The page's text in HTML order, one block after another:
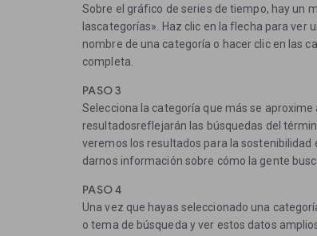
Sobre el gráfico de series de tiempo, hay un
lascategorías». Haz clic en la flecha para ver
nombre de una categoría o hacer clic en las
completa.
PASO 3
Selecciona la categoría que más se
resultadosreflejarán las búsquedas del
veremos los resultados para la sostenibilidad
darnos información sobre cómo la gente
PASO 4
Una vez que hayas seleccionado una
o tema de búsqueda y ver estos datos